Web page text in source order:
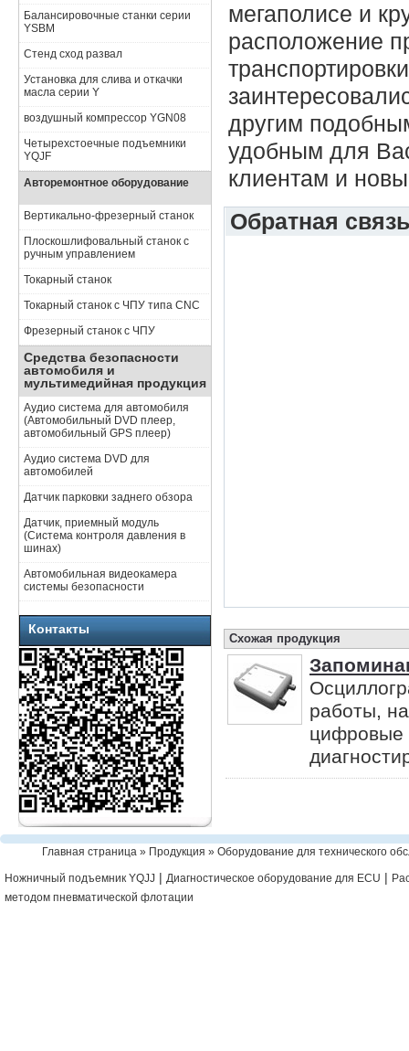
Балансировочные станки серии
YSBM
Стенд сход развал
Установка для слива и откачки
масла серии Y
воздушный компрессор YGN08
Четырехстоечные подъемники
YQJF
Авторемонтное оборудование
Вертикально-фрезерный станок
Плоскошлифовальный станок с
ручным управлением
Токарный станок
Токарный станок с ЧПУ типа CNC
Фрезерный станок с ЧПУ
Средства безопасности
автомобиля и
мультимедийная продукция
Аудио система для автомобиля
(Автомобильный DVD плеер,
автомобильный GPS плеер)
Аудио система DVD для
автомобилей
Датчик парковки заднего обзора
Датчик, приемный модуль
(Система контроля давления в
шинах)
Автомобильная видеокамера
системы безопасности
Контакты
мегаполисе и
расположение
другим
удобным для
клиентам и
Обратная
Схожая продукция
работы,
цифровые
Главная страница » Продукция » Оборудование для технического
Ножничный подъемник YQJJ | Диагностическое оборудование для ECU |
методом пневматической флотации